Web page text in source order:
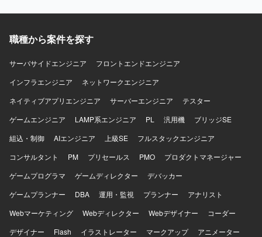
職種から案件を探す
サーバサイドエンジニア
フロントエンドエンジニア
インフラエンジニア
ネットワークエンジニア
ネイティブアプリエンジニア
サーバーエンジニア
テスター
ゲームエンジニア
LAMP系エンジニア PL 汎用機
ブリッジSE
組込・制御
AIエンジニア 上級SE
フルスタックエンジニア
コンサルタント
PM プリセールス PMO
プロダクトマネージャー
ゲームプログラマ
ゲームディレクター
デバッカー
ゲームプランナー
DBA 運用・監視 プランナー
アナリスト
Webマーケティング
Webディレクター Webデザイナー
コーダー
デザイナー
Flash イラストレーター マークアップ
アニメーター